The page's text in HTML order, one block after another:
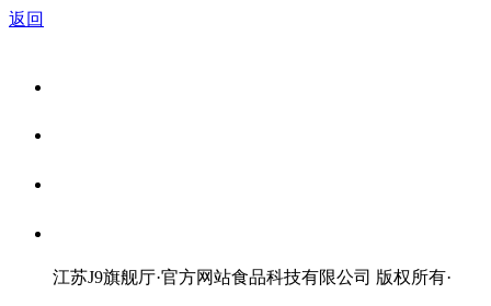
返回
江苏J9旗舰厅·官方网站食品科技有限公司 版权所有·